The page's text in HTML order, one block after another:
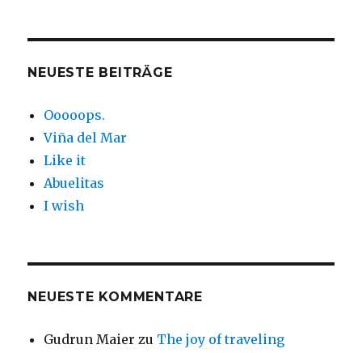
NEUESTE BEITRÄGE
Ooooops.
Viña del Mar
Like it
Abuelitas
I wish
NEUESTE KOMMENTARE
Gudrun Maier zu The joy of traveling